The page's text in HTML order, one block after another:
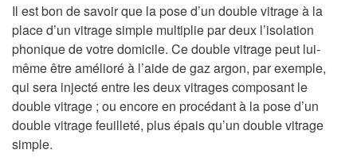
Il est bon de savoir que la pose d’un double vitrage à la
place d’un vitrage simple multiplie par deux l’isolation
phonique de votre domicile. Ce double vitrage peut lui-
même être amélioré à l’aide de gaz argon, par exemple,
qui sera injecté entre les deux vitrages composant le
double vitrage ; ou encore en procédant à la pose d’un
double vitrage feuilleté, plus épais qu’un double vitrage
simple.